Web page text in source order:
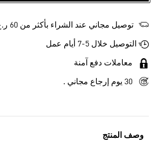
وصف المنتج
توصيل مجاني عند الشراء بأكثر من 60 ر.ع
التوصيل خلال 5-7 أيام عمل
معاملات دفع آمنة